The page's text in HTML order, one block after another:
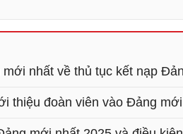
nhất về thủ tục kết nạp
thiệu đoàn viên vào Đảng